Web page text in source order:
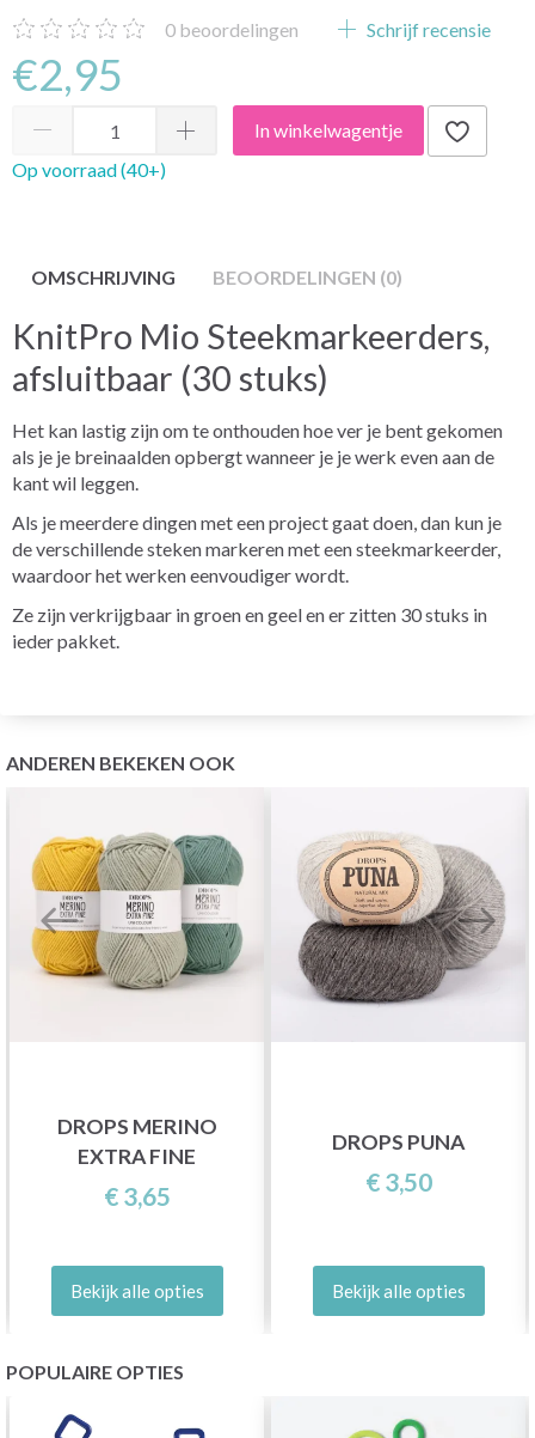
0 beoordelingen Schrijf recensie
€2,95
In winkelwagentje
Op voorraad (40+)
OMSCHRIJVING BEOORDELINGEN (0)
KnitPro Mio Steekmarkeerders,
afsluitbaar (30 stuks)
Het kan lastig zijn om te onthouden hoe ver je bent gekomen
als je je breinaalden opbergt wanneer je je werk even aan de
kant wil leggen.
Als je meerdere dingen met een project gaat doen, dan kun je
de verschillende steken markeren met een steekmarkeerder,
waardoor het werken eenvoudiger wordt.
Ze zijn verkrijgbaar in groen en geel en er zitten 30 stuks in
ieder pakket.
ANDEREN BEKEKEN OOK
DROPS MERINO
EXTRA FINE
€ 3,65
Bekijk alle opties
DROPS PUNA
€ 3,50
Bekijk alle opties
POPULAIRE OPTIES